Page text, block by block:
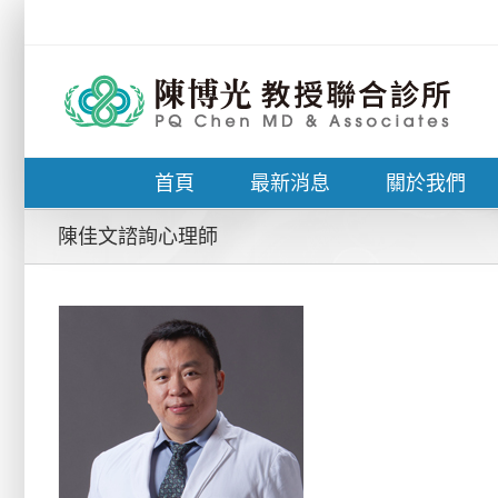
content
首頁 最新消息 關於我們
陳佳文諮詢心理師